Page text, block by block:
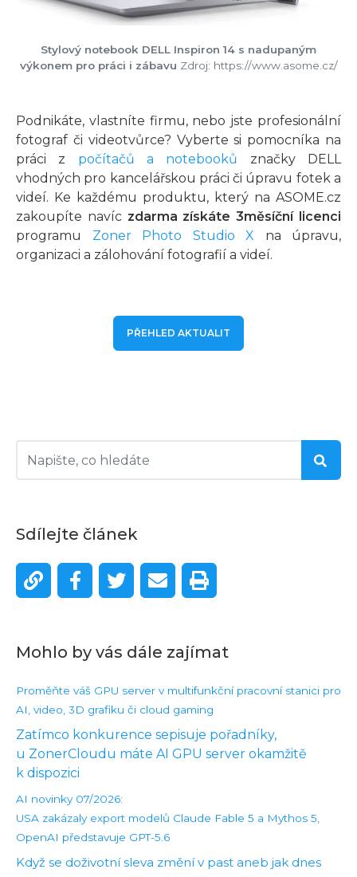
Sdílejte článek
Mohlo by vás dále zajímat
Proměňte váš GPU server v multifunkční pracovní stanici pro
AI, video, 3D grafiku či cloud gaming
Zatímco konkurence sepisuje pořadníky,
u ZonerCloudu máte AI GPU server okamžitě
k dispozici
AI novinky 07/2026:
USA zakázaly export modelů Claude Fable 5 a Mythos 5,
OpenAI představuje GPT-5.6
Když se doživotní sleva změní v past aneb jak dnes
Stylový notebook DELL Inspiron 14 s nadupaným
výkonem pro práci i zábavu Zdroj: https://www.asome.cz/
Podnikáte, vlastníte firmu, nebo jste profesionální
fotograf či videotvůrce? Vyberte si pomocníka na
práci z počítačů a notebooků značky DELL
vhodných pro kancelářskou práci či úpravu fotek a
videí. Ke každému produktu, který na ASOME.cz
zakoupíte navíc zdarma získáte 3měsíční licenci
programu Zoner Photo Studio X na úpravu,
organizaci a zálohování fotografií a videí.
PŘEHLED AKTUALIT